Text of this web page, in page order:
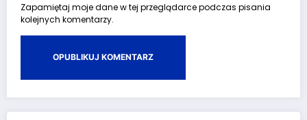
Zapamiętaj moje dane w tej przeglądarce podczas pisania
kolejnych komentarzy.